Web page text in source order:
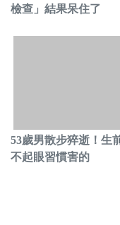
檢查」結果呆住了
53歲男散步猝逝！
不起眼習慣害的